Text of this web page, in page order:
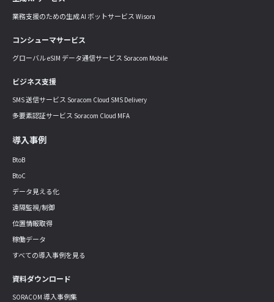
業務支援のための生成 AI ボットサービス Wisora
コンシューマサービス
グローバル eSIM データ通信サービス Soracom Mobile
ビジネス支援
SMS 送信サービス Soracom Cloud SMS Delivery
多要素認証サービス Soracom Cloud MFA
導入事例
BtoB
BtoC
データ見える化
遠隔監視/制御
位置情報取得
稼働データ
すべての導入事例を見る
資料ダウンロード
SORACOM 導入事例集